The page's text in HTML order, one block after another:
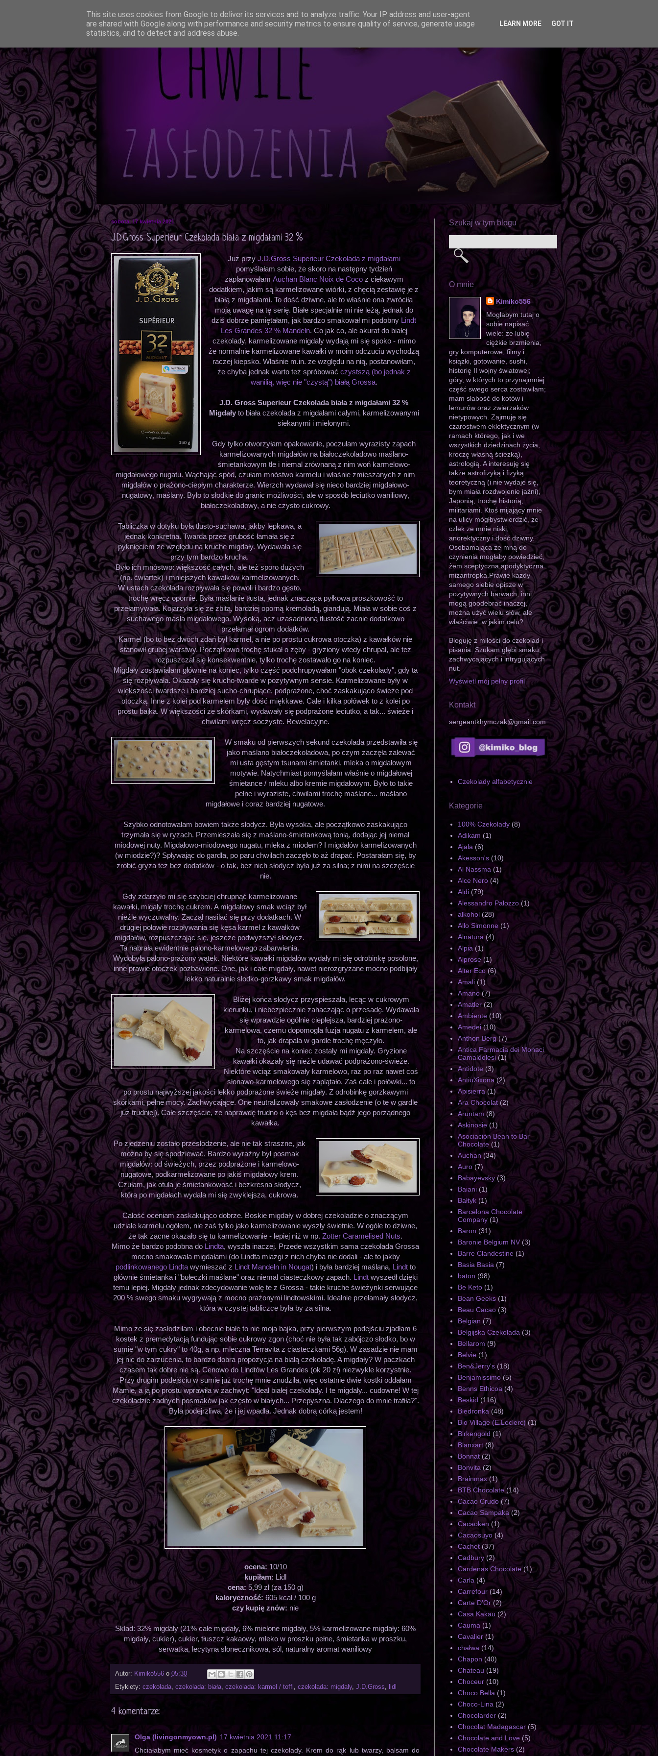
sobota, 17 kwietnia 2021
J.D.Gross Superieur Czekolada biała z migdałami 32 %
Już przy J.D.Gross Superieur Czekolada z migdałami
pomyślałam sobie, że skoro na następny tydzień
zaplanowałam Auchan Blanc Noix de Cocoz ciekawym
dodatkiem, jakim są karmelizowane wiórki, z chęcią zestawię je z
białą z migdałami. To dość dziwne, ale to właśnie ona zwróciła
moją uwagę na tę serię. Białe specjalnie mi nie leżą, jednak do
dziś dobrze pamiętałam, jak bardzo smakował mi podobny Lindt
Les Grandes 32 % Mandeln. Co jak co, ale akurat do białej
czekolady, karmelizowane migdały wydają mi się spoko - mimo
że normalnie karmelizowane kawałki w moim odczuciu wychodzą
raczej kiepsko. Właśnie m.in. ze względu na nią, postanowiłam,
że chyba jednak warto też spróbować czystszą (bo jednak z
wanilią, więc nie "czystą") białą Grossa.
J.D. Gross Superieur Czekolada biała z migdałami 32 %
Migdałyto biała czekolada z migdałami całymi, karmelizowanymi
siekanymi i mielonymi.
Gdy tylko otworzyłam opakowanie, poczułam wyrazisty zapach
karmelizowanych migdałów na białoczekoladowo maślano-
śmietankowym tle i niemal zrównaną z nim woń karmelowo-
migdałowego nugatu. Wąchając spód, czułam mnóstwo karmelu i właśnie zmieszanych z nim
migdałów o prażono-ciepłym charakterze. Wierzch wydawał się nieco bardziej migdałowo-
nugatowy, maślany. Było to słodkie do granic możliwości, ale w sposób leciutko waniliowy,
białoczekoladowy, a nie czysto cukrowy.
Tabliczka w dotyku była tłusto-suchawa, jakby lepkawa, a
jednak konkretna. Twarda przez grubość łamała się z
pyknięciem ze względu na kruche migdały. Wydawała się
przy tym bardzo krucha.
Było ich mnóstwo: większość całych, ale też sporo dużych
(np. ćwiartek) i mniejszych kawałków karmelizowanych.
W ustach czekolada rozpływała się powoli i bardzo gęsto,
trochę wręcz opornie. Była maślanie tłusta, jednak znacząca pyłkowa proszkowość to
przełamywała. Kojarzyła się ze zbitą, bardziej oporną kremoladą, giandują. Miała w sobie coś z
suchawego masła migdałowego. Wysoką, acz uzasadnioną tłustość zacnie dodatkowo
przełamał ogrom dodatków.
Karmel (bo to bez dwóch zdań był karmel, a nie po prostu cukrowa otoczka) z kawałków nie
stanowił grubej warstwy. Początkowo trochę stukał o zęby - gryziony wtedy chrupał, ale też
rozpuszczał się konsekwentnie, tylko trochę zostawało go na koniec.
Migdały zostawiałam głównie na koniec, tylko część podchrupywałam "obok czekolady", gdy ta
się rozpływała. Okazały się krucho-twarde w pozytywnym sensie. Karmelizowane były w
większości twardsze i bardziej sucho-chrupiące, podprażone, choć zaskakująco świeże pod
otoczką. Inne z kolei pod karmelem były dość miękkawe. Całe i kilka połówek to z kolei po
prostu bajka. W większości ze skórkami, wydawały się podprażone leciutko, a tak... świeże i
chwilami wręcz soczyste. Rewelacyjne.
W smaku od pierwszych sekund czekolada przedstawiła się
jako maślano białoczekoladowa, po czym zaczęła zalewać
mi usta gęstym tsunami śmietanki, mleka o migdałowym
motywie. Natychmiast pomyślałam właśnie o migdałowej
śmietance / mleku albo kremie migdałowym. Było to takie
pełne i wyraziste, chwilami trochę maślane... maślano
migdałowe i coraz bardziej nugatowe.
Szybko odnotowałam bowiem także słodycz. Była wysoka, ale początkowo zaskakująco
trzymała się w ryzach. Przemieszała się z maślano-śmietankową tonią, dodając jej niemal
miodowej nuty. Migdałowo-miodowego nugatu, mleka z miodem? I migdałów karmelizowanych
(w miodzie?)? Spływając do gardła, po paru chwilach zaczęło to aż drapać. Postarałam się, by
zrobić gryza też bez dodatków - o tak, bez nich słodycz była już za silna; z nimi na szczęście
nie.
Gdy zdarzyło mi się szybciej chrupnąć karmelizowane
kawałki, migały trochę cukrem. A migdałowy smak wciąż był
nieźle wyczuwalny. Zaczął nasilać się przy dodatkach. W
drugiej połowie rozpływania się kęsa karmel z kawałków
migdałów, rozpuszczając się, jeszcze podwyższył słodycz.
Ta nabrała ewidentnie palono-karmelowego zabarwienia.
Wydobyła palono-prażony wątek. Niektóre kawałki migdałów wydały mi się odrobinkę posolone,
inne prawie otoczek pozbawione. One, jak i całe migdały, nawet nierozgryzane mocno podbijały
lekko naturalnie słodko-gorzkawy smak migdałów.
Bliżej końca słodycz przyspieszała, lecąc w cukrowym
kierunku, i niebezpiecznie zahaczając o przesadę. Wydawała
się wprawdzie ogólnie cieplejsza, bardziej prażono-
karmelowa, czemu dopomogła fuzja nugatu z karmelem, ale
to, jak drapała w gardle trochę męczyło.
Na szczęście na koniec zostały mi migdały. Gryzione
kawałki okazały się nieźle udawać podprażono-świeże.
Niektóre wciąż smakowały karmelowo, raz po raz nawet coś
słonawo-karmelowego się zaplątało. Zaś całe i połówki... to
po prostu najwyższej jakości lekko podprażone świeże migdały. Z odrobinkę gorzkawymi
skórkami, pełne mocy. Zachwycające. One neutralizowały smakowe zasłodzenie (o te w gardle
już trudniej). Całe szczęście, że naprawdę trudno o kęs bez migdała bądź jego porządnego
kawałka.
Po zjedzeniu zostało przesłodzenie, ale nie tak straszne, jak
można by się spodziewać. Bardzo wyraźny był posmak
migdałów: od świeżych, przez podprażone i karmelowo-
nugatowe, podkarmelizowane po jakiś migdałowy krem.
Czułam, jak otula je śmietankowosć i bezkresna słodycz,
która po migdałach wydała mi się zwyklejsza, cukrowa.
Całość oceniam zaskakująco dobrze. Boskie migdały w dobrej czekoladzie o znaczącym
udziale karmelu ogółem, nie zaś tylko jako karmelizowanie wyszły świetnie. W ogóle to dziwne,
że tak zacne okazało się tu karmelizowanie - lepiej niż w np. Zotter Caramelised Nuts.
Mimo że bardzo podobna do Lindta, wyszła inaczej. Przede wszystkim sama czekolada Grossa
mocno smakowała migdałami (do Lindta miazgi z nich chyba nie dodali - ale to jakby
podlinkowanego Lindtawymieszać z Lindt Mandeln in Nougat) i była bardziej maślana, Lindt to
głównie śmietanka i "bułeczki maślane" oraz niemal ciasteczkowy zapach. Lindtwyszedł dzięki
temu lepiej. Migdały jednak zdecydowanie wolę te z Grossa - takie kruche świeżynki serwujące
200 % swego smaku wygrywają z mocno prażonymi lindtowskimi. Idealnie przełamały słodycz,
która w czystej tabliczce była by za silna.
Mimo że się zasłodziłam i obecnie białe to nie moja bajka, przy pierwszym podejściu zjadłam 6
kostek z premedytacją fundując sobie cukrowy zgon (choć nie była tak zabójczo słodko, bo w
sumie "w tym cukry" to 40g, a np. mleczna Terravita z ciasteczkami 56g). W zasadzie nie mam
jej nic do zarzucenia, to bardzo dobra propozycja na białą czekoladę. A migdały? W paczkach
czasem tak dobre nie są. Cenowo do Lindtów Les Grandes (ok 20 zł) niezwykle korzystnie.
Przy drugim podejściu w sumie już trochę mnie znudziła, więc ostatnie dwie kostki oddałam
Mamie, a ją po prostu wprawiła w zachwyt: "Ideał białej czekolady. I te migdały... cudowne! W tej
czekoladzie żadnych posmaków jak często w białych... Przepyszna. Dlaczego do mnie trafiła?".
Była podejrzliwa, że i jej wpadła. Jednak dobrą córką jestem!
ocena: 10/10
kupiłam: Lidl
cena: 5,99 zł (za 150 g)
kaloryczność: 605 kcal / 100 g
czy kupię znów: nie
Skład: 32% migdały (21% całe migdały, 6% mielone migdały, 5% karmelizowane migdały: 60%
migdały, cukier), cukier, tłuszcz kakaowy, mleko w proszku pełne, śmietanka w proszku,
serwatka, lecytyna słonecznikowa, sól, naturalny aromat waniliowy
Autor: Kimiko556 o 05:30
Etykiety: czekolada, czekolada: biała, czekolada: karmel / toffi, czekolada: migdały, J.D.Gross, lidl
4 komentarze:
Olga (livingonmyown.pl) 17 kwietnia 2021 11:17
Chciałabym mieć kosmetyk o zapachu tej czekolady. Krem do rąk lub twarzy, balsam do
Szukaj w tym blogu
O mnie
Kimiko556
Mogłabym tutaj o
sobie napisać
wiele: że lubię
ciężkie brzmienia,
gry komputerowe, filmy i
książki, gotowanie, sushi,
historię II wojny światowej;
góry, w których to przynajmniej
część swego serca zostawiłam;
mam słabość do kotów i
lemurów oraz zwierzaków
nietypowych. Zajmuję się
czarostwem eklektycznym (w
ramach którego, jak i we
wszystkich dziedzinach życia,
kroczę własną ścieżką),
astrologią. A interesuję się
także astrofizyką i fizyką
teoretyczną (i nie wydaje się,
bym miała rozdwojenie jaźni),
Japonią, trochę historią,
militariami. Ktoś mijający mnie
na ulicy mógłbystwierdzić, że
człek ze mnie niski,
anorektyczny i dość dziwny.
Osobamająca ze mną do
czynienia mogłaby powiedzieć,
żem sceptyczna,apodyktyczna
mizantropka.Prawie każdy
samego siebie opisze w
pozytywnych barwach, inni
mogą goodebrać inaczej,
można użyć wielu słów, ale
właściwie: w jakim celu?
Bloguję z miłości do czekolad i
pisania. Szukam głębi smaku,
zachwycających i intrygujących
nut.
Wyświetl mój pełny profil
Kontakt
sergeantkhymczak@gmail.com
Czekolady alfabetycznie
Kategorie
100% Czekolady (8)
Adikam (1)
Ajala (6)
Akesson's (10)
Al Nassma (1)
Alce Nero (4)
Aldi (79)
Alessandro Palozzo (1)
alkohol (28)
Allo Simonne (1)
Alnatura (4)
Alpia (1)
Alprose (1)
Alter Eco (6)
Amali (1)
Amano (7)
Amatler (2)
Ambiente (10)
Amedei (10)
Anthon Berg (7)
Antica Farmacia dei Monaci
Camaldolesi (1)
Antidote (3)
AntiuXixona (2)
Apisierra (1)
Ara Chocolat (2)
Aruntam (8)
Askinosie (1)
Asociación Bean to Bar
Chocolate (1)
Auchan (34)
Auro (7)
Babayevsky (3)
Baiani (1)
Bałtyk (1)
Barcelona Chocolate
Company (1)
Baron (31)
Baronie Belgium NV (3)
Barre Clandestine (1)
Basia Basia (7)
baton (98)
Be Keto (1)
Bean Geeks (1)
Beau Cacao (3)
Belgian (7)
Belgijska Czekolada (3)
Bellarom (9)
Belvie (1)
Ben&Jerry's (18)
Benjamissimo (5)
Benns Ethicoa (4)
Beskid (116)
Biedronka (48)
Bio Village (E.Leclerc) (1)
Birkengold (1)
Blanxart (8)
Bonnat (2)
Bonvita (2)
Brainmax (1)
BTB Chocolate (14)
Cacao Crudo (7)
Cacao Sampaka (2)
Cacaoken (1)
Cacaosuyo (4)
Cachet (37)
Cadbury (2)
Cardenas Chocolate (1)
Carla (4)
Carrefour (14)
Carte D'Or (2)
Casa Kakau (2)
Cauma (1)
Cavalier (1)
chałwa (14)
Chapon (40)
Chateau (19)
Choceur (10)
Choco Bella (1)
Choco-Lina (2)
Chocolarder (2)
Chocolat Madagascar (5)
Chocolate and Love (5)
Chocolate Makers (2)
This site uses cookies from Google to deliver its services and to analyze traffic. Your IP address and user-agent
are shared with Google along with performance and security metrics to ensure quality of service, generate usage
statistics, and to detect and address abuse.
LEARN MORE GOT IT